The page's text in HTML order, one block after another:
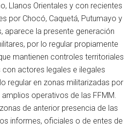
Llanos Orientales y con recientes
por Chocó, Caquetá, Putumayo y
aparece la presente generación
por lo regular propiamente
mantienen controles territoriales
con actores legales e ilegales
regular en zonas militarizadas por
operativos de las FFMM.
de anterior presencia de las
informes, oficiales o de entes de